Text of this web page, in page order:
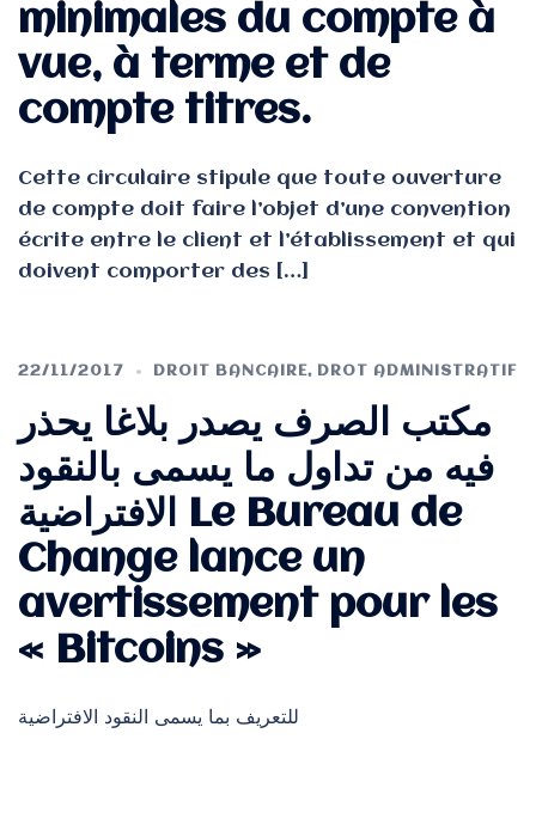
minimales du compte à
vue, à terme et de
compte titres.
Cette circulaire stipule que toute ouverture
de compte doit faire l’objet d’une convention
écrite entre le client et l’établissement et qui
doivent comporter des […]
22/11/2017 DROIT BANCAIRE, DROT ADMINISTRATIF
مكتب الصرف يصدر بلاغا يحذر
فيه من تداول ما يسمى بالنقود
الافتراضية Le Bureau de
Change lance un
avertissement pour les
« Bitcoins »
للتعريف بما يسمى النقود الافتراضية